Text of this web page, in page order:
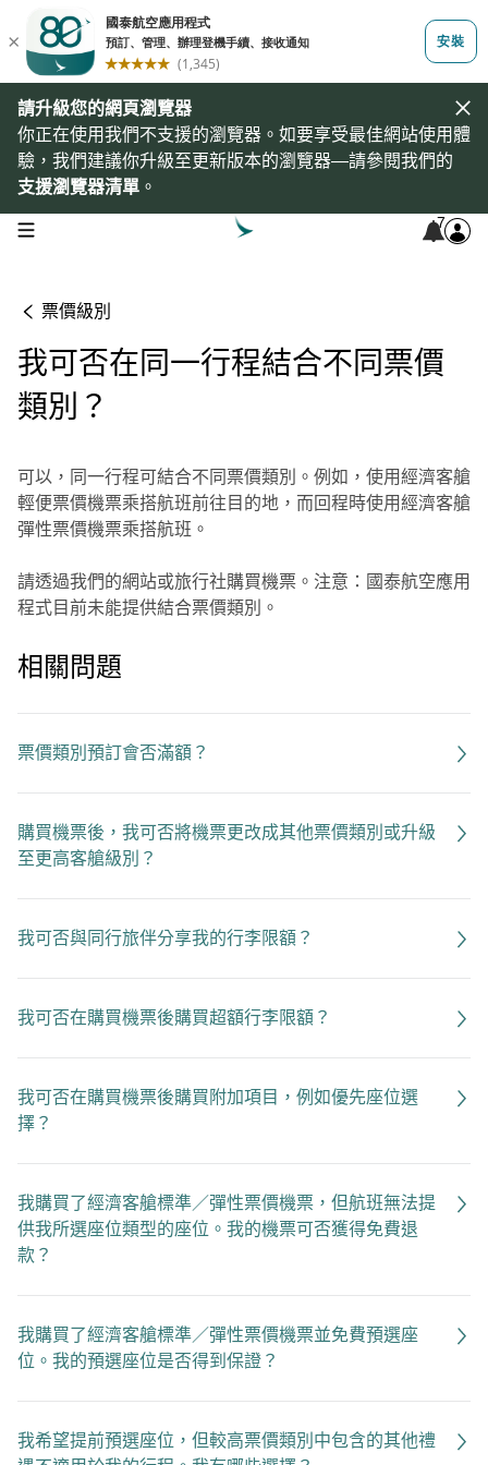
請升級您的網頁瀏覽器
你正在使用我們不支援的瀏覽器。如要享受最佳網站使用體
驗，我們建議你升級至更新版本的瀏覽器—請參閱我們的
支援瀏覽器清單 。
open navigation menu 7
票價級別
我可否在同一行程結合不同票價
類別？
可以，同一行程可結合不同票價類別。例如，使用經濟客艙
輕便票價機票乘搭航班前往目的地，而回程時使用經濟客艙
彈性票價機票乘搭航班。
請透過我們的網站或旅行社購買機票。注意：國泰航空應用
程式目前未能提供結合票價類別。
相關問題
票價類別預訂會否滿額？
購買機票後，我可否將機票更改成其他票價類別或升級
至更高客艙級別？
我可否與同行旅伴分享我的行李限額？
我可否在購買機票後購買超額行李限額？
我可否在購買機票後購買附加項目，例如優先座位選
擇？
我購買了經濟客艙標準／彈性票價機票，但航班無法提
供我所選座位類型的座位。我的機票可否獲得免費退
款？
我購買了經濟客艙標準／彈性票價機票並免費預選座
位。我的預選座位是否得到保證？
我希望提前預選座位，但較高票價類別中包含的其他禮